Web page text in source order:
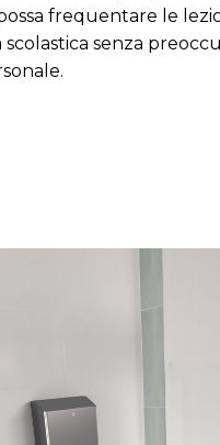
frequentare le
senza